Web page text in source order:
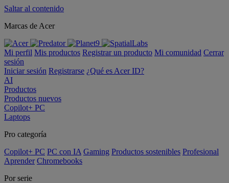
Saltar al contenido
Marcas de Acer
Mi perfil Mis productos Registrar un producto Mi comunidad Cerrar
sesión
Iniciar sesión Registrarse ¿Qué es Acer ID?
AI
Productos
Productos nuevos
Copilot+ PC
Laptops
Pro categoría
Copilot+ PC PC con IA Gaming Productos sostenibles Profesional
Aprender Chromebooks
Por serie